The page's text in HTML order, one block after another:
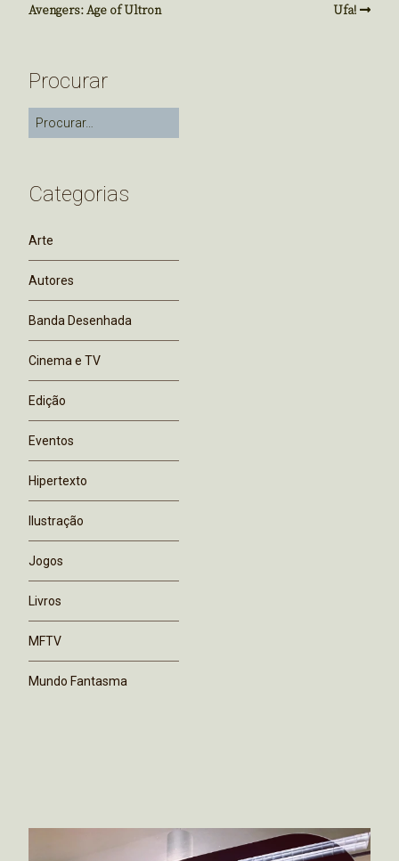
Avengers: Age of Ultron Ufa!
Procurar
Categorias
Arte
Autores
Banda Desenhada
Cinema e TV
Edição
Eventos
Hipertexto
Ilustração
Jogos
Livros
MFTV
Mundo Fantasma